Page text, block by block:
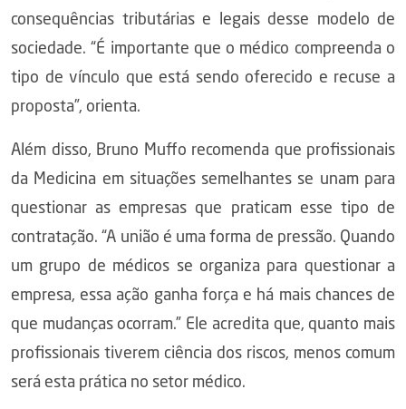
consequências tributárias e legais desse modelo de
sociedade. “É importante que o médico compreenda o
tipo de vínculo que está sendo oferecido e recuse a
proposta”, orienta.
Além disso, Bruno Muffo recomenda que profissionais
da Medicina em situações semelhantes se unam para
questionar as empresas que praticam esse tipo de
contratação. “A união é uma forma de pressão. Quando
um grupo de médicos se organiza para questionar a
empresa, essa ação ganha força e há mais chances de
que mudanças ocorram.” Ele acredita que, quanto mais
profissionais tiverem ciência dos riscos, menos comum
será esta prática no setor médico.